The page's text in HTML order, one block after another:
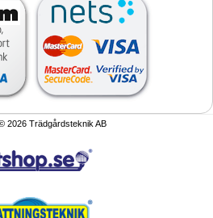
2026 Trädgårdsteknik AB